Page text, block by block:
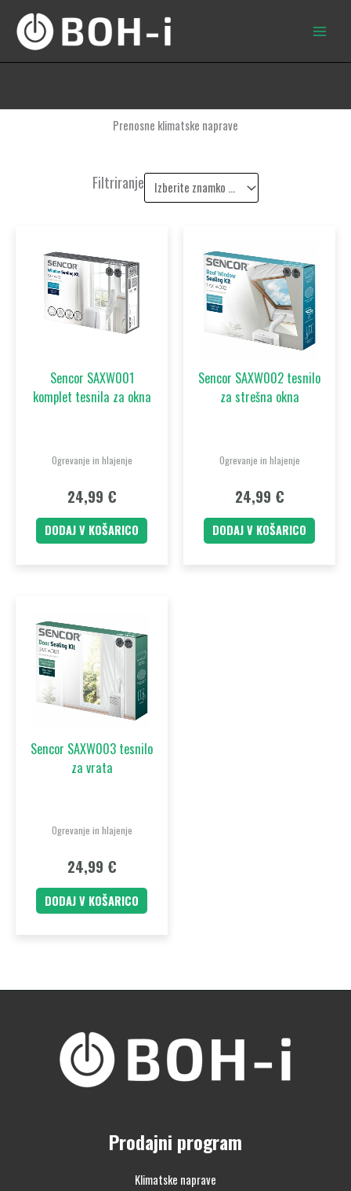
content
Prenosne klimatske naprave
Filtriranje
Sencor SAXW001
komplet tesnila za okna
Ogrevanje in hlajenje
24,99 €
DODAJ V KOŠARICO
Sencor SAXW002 tesnilo
za strešna okna
Ogrevanje in hlajenje
24,99 €
DODAJ V KOŠARICO
Sencor SAXW003 tesnilo
za vrata
Ogrevanje in hlajenje
24,99 €
DODAJ V KOŠARICO
Prodajni program
Klimatske naprave